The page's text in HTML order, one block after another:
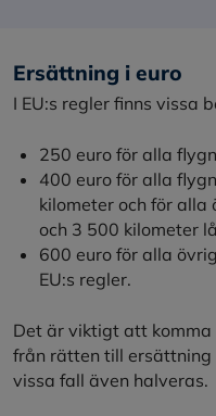
Ersättning i euro
I EU:s regler finns vissa
250 euro för alla
400 euro för alla
kilometer och för
och 3 500 kilometer
600 euro för alla
EU:s regler.
Det är viktigt att
från rätten till ersättning
vissa fall även halveras.